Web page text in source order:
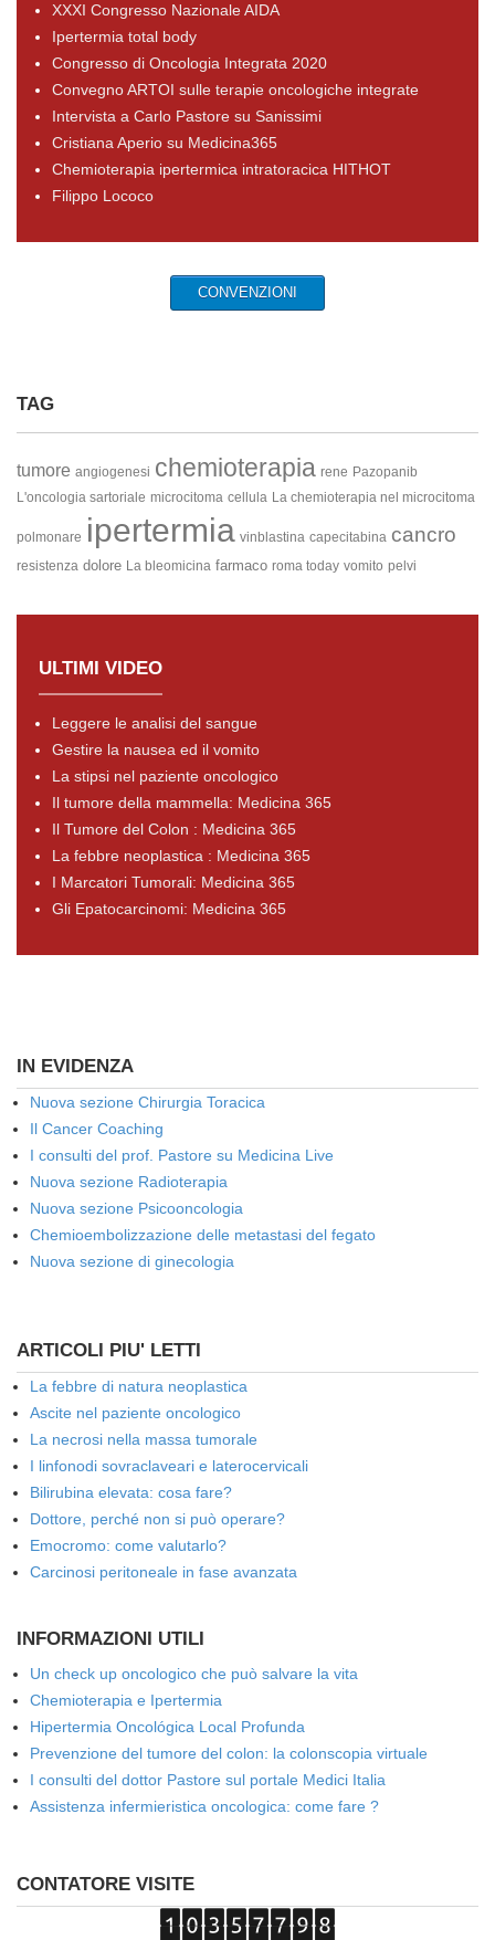
XXXI Congresso Nazionale AIDA
Ipertermia total body
Congresso di Oncologia Integrata 2020
Convegno ARTOI sulle terapie oncologiche integrate
Intervista a Carlo Pastore su Sanissimi
Cristiana Aperio su Medicina365
Chemioterapia ipertermica intratoracica HITHOT
Filippo Lococo
CONVENZIONI
TAG
tumore angiogenesi chemioterapia rene Pazopanib
L'oncologia sartoriale microcitoma cellula La chemioterapia nel microcitoma
polmonare ipertermia vinblastina capecitabina cancro
resistenza dolore La bleomicina farmaco roma today vomito pelvi
ULTIMI VIDEO
Leggere le analisi del sangue
Gestire la nausea ed il vomito
La stipsi nel paziente oncologico
Il tumore della mammella: Medicina 365
Il Tumore del Colon : Medicina 365
La febbre neoplastica : Medicina 365
I Marcatori Tumorali: Medicina 365
Gli Epatocarcinomi: Medicina 365
IN EVIDENZA
Nuova sezione Chirurgia Toracica
Il Cancer Coaching
I consulti del prof. Pastore su Medicina Live
Nuova sezione Radioterapia
Nuova sezione Psicooncologia
Chemioembolizzazione delle metastasi del fegato
Nuova sezione di ginecologia
ARTICOLI PIU' LETTI
La febbre di natura neoplastica
Ascite nel paziente oncologico
La necrosi nella massa tumorale
I linfonodi sovraclaveari e laterocervicali
Bilirubina elevata: cosa fare?
Dottore, perché non si può operare?
Emocromo: come valutarlo?
Carcinosi peritoneale in fase avanzata
INFORMAZIONI UTILI
Un check up oncologico che può salvare la vita
Chemioterapia e Ipertermia
Hipertermia Oncológica Local Profunda
Prevenzione del tumore del colon: la colonscopia virtuale
I consulti del dottor Pastore sul portale Medici Italia
Assistenza infermieristica oncologica: come fare ?
CONTATORE VISITE